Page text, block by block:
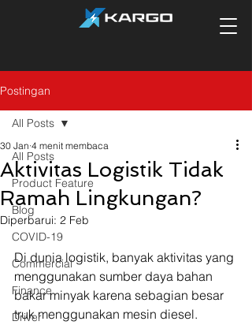
Postingan
All Posts
Product Feature
Blog
COVID-19
Commercial
Finance
Driver
All Posts
Aktivitas Logistik Tidak
Ramah Lingkungan?
30 Jan 4 menit membaca
Diperbarui: 2 Feb
Di dunia logistik, banyak aktivitas yang
menggunakan sumber daya bahan
bakar minyak karena sebagian besar
truk menggunakan mesin diesel.